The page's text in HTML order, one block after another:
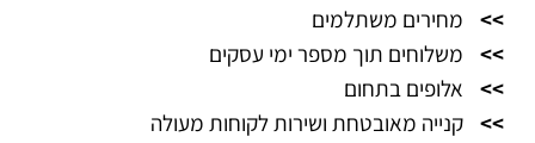
>>
מחירים משתלמים
>>
משלוחים תוך מספר ימי עסקים
>>
אלופים בתחום
>> קנייה מאובטחת ושירות לקוחות מעולה